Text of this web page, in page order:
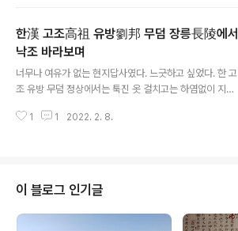
이 주변에 집중 분포하고 있어 매장문화재가 확인될 가능
성이 많을 것으로 판단하고 건축공사를 착공하기 전에 사
전 발굴조사를 실시하고 그 결과에 따라 조치토록 하는 조
건을 부여하여 회신하였다. 이에 따라 건축과에서는 9월에
로 안내 할 지도 map.kakao.com 건축주는 발굴조사기
한漢 고조高祖 유방劉邦 무덤 장릉長陵에서
낙조 바라보며
너무나 여유가 없는 현지답사였다. 느긋하고 싶었다. 한 고
조 유방 무덤 정상에서는 툭진 옷 걸치고는 하염없이 지는
는 줄기차게 졌으리라. 그보다 대략 30년 정도 앞서 간 시
오지 말라 해도 다시 간다.
1 1 2022. 2. 8.
이 블로그 인기글